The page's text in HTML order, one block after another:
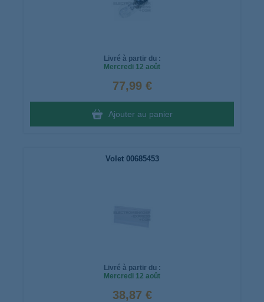
Livré à partir du :
Mercredi 12 août
77,99 €
Ajouter au panier
Volet 00685453
Livré à partir du :
Mercredi 12 août
38,87 €